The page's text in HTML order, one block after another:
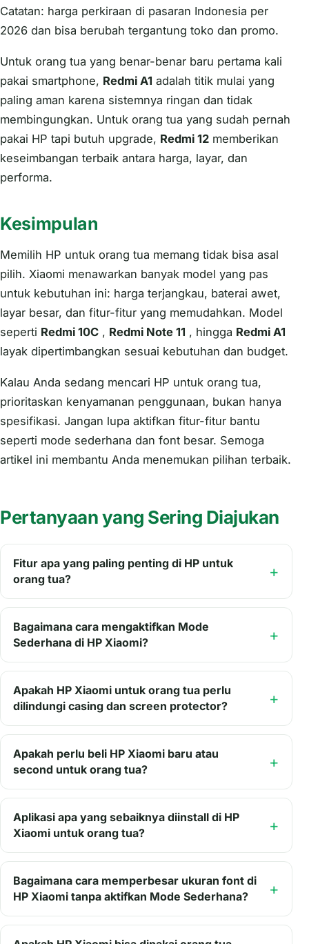
Catatan: harga perkiraan di pasaran Indonesia per
2026 dan bisa berubah tergantung toko dan promo.
Untuk orang tua yang benar-benar baru pertama kali
pakai smartphone, Redmi A1 adalah titik mulai yang
paling aman karena sistemnya ringan dan tidak
membingungkan. Untuk orang tua yang sudah pernah
pakai HP tapi butuh upgrade, Redmi 12 memberikan
keseimbangan terbaik antara harga, layar, dan
performa.
Kesimpulan
Memilih HP untuk orang tua memang tidak bisa asal
pilih. Xiaomi menawarkan banyak model yang pas
untuk kebutuhan ini: harga terjangkau, baterai awet,
layar besar, dan fitur-fitur yang memudahkan. Model
seperti Redmi 10C , Redmi Note 11 , hingga Redmi A1
layak dipertimbangkan sesuai kebutuhan dan budget.
Kalau Anda sedang mencari HP untuk orang tua,
prioritaskan kenyamanan penggunaan, bukan hanya
spesifikasi. Jangan lupa aktifkan fitur-fitur bantu
seperti mode sederhana dan font besar. Semoga
artikel ini membantu Anda menemukan pilihan terbaik.
Pertanyaan yang Sering Diajukan
Fitur apa yang paling penting di HP untuk
orang tua?
Bagaimana cara mengaktifkan Mode
Sederhana di HP Xiaomi?
Apakah HP Xiaomi untuk orang tua perlu
dilindungi casing dan screen protector?
Apakah perlu beli HP Xiaomi baru atau
second untuk orang tua?
Aplikasi apa yang sebaiknya diinstall di HP
Xiaomi untuk orang tua?
Bagaimana cara memperbesar ukuran font di
HP Xiaomi tanpa aktifkan Mode Sederhana?